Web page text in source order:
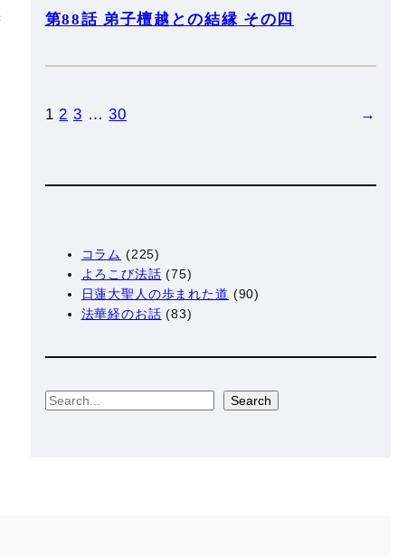
第88話 弟子檀越との結縁 その四
1 2 3 … 30 →
コラム (225)
よろこび法話 (75)
日蓮大聖人の歩まれた道 (90)
法華経のお話 (83)
S
Search